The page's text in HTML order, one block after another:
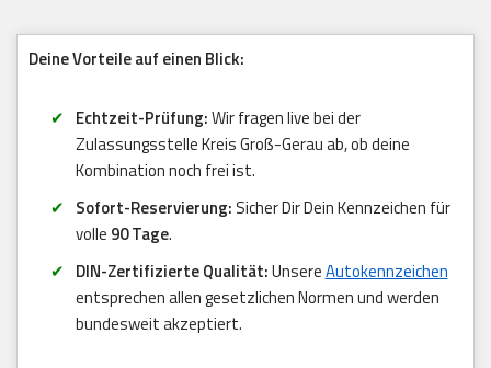
Deine Vorteile auf einen Blick:
Echtzeit-Prüfung:Wir fragen live bei der
Zulassungsstelle Kreis Groß-Gerau ab, ob deine
Kombination noch frei ist.
Sofort-Reservierung: Sicher Dir Dein Kennzeichen für
volle 90 Tage.
DIN-Zertifizierte Qualität:UnsereAutokennzeichen
entsprechen allen gesetzlichen Normen und werden
bundesweit akzeptiert.